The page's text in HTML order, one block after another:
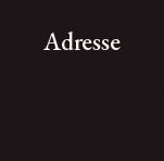
Adresse